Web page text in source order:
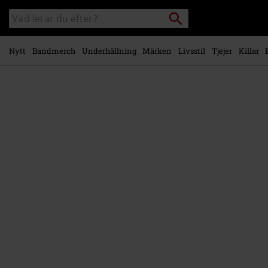
Gå till
huvudinnehåll
Sök
i
katalogen
Sök
Nytt Bandmerch Underhållning Märken Livsstil Tjejer Killar